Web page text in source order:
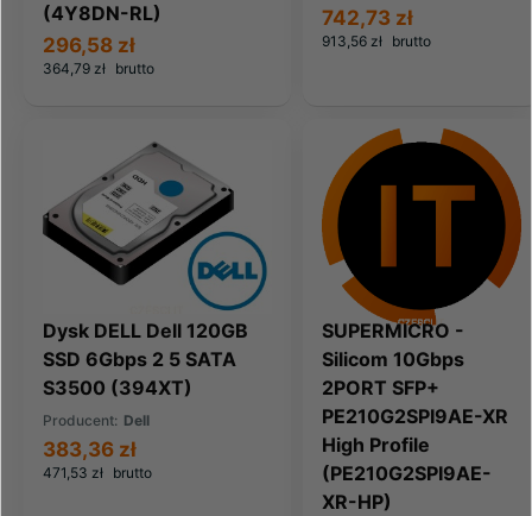
(4Y8DN-RL)
364,79 zł brutto
296,58 zł 913,56 zł brutto
742,73 zł
Dysk DELL Dell 120GB
SSD 6Gbps 2 5 SATA
S3500 (394XT)
Producent: Dell
471,53 zł brutto
383,36 zł
SUPERMICRO -
Silicom 10Gbps
2PORT SFP+
PE210G2SPI9AE-XR
High Profile
(PE210G2SPI9AE-
XR-HP)